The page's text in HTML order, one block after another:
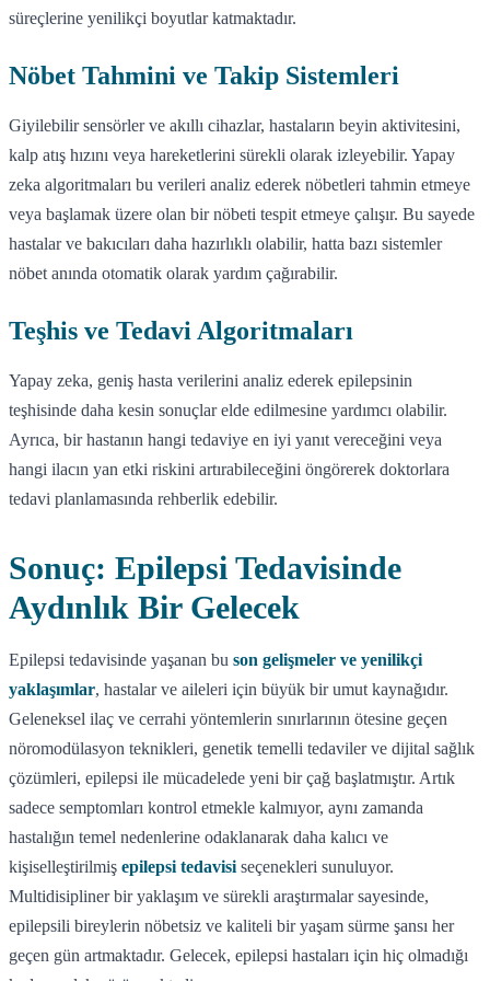
süreçlerine yenilikçi boyutlar katmaktadır.
Nöbet Tahmini ve Takip Sistemleri
Giyilebilir sensörler ve akıllı cihazlar, hastaların beyin aktivitesini,
kalp atış hızını veya hareketlerini sürekli olarak izleyebilir. Yapay
zeka algoritmaları bu verileri analiz ederek nöbetleri tahmin etmeye
veya başlamak üzere olan bir nöbeti tespit etmeye çalışır. Bu sayede
hastalar ve bakıcıları daha hazırlıklı olabilir, hatta bazı sistemler
nöbet anında otomatik olarak yardım çağırabilir.
Teşhis ve Tedavi Algoritmaları
Yapay zeka, geniş hasta verilerini analiz ederek epilepsinin
teşhisinde daha kesin sonuçlar elde edilmesine yardımcı olabilir.
Ayrıca, bir hastanın hangi tedaviye en iyi yanıt vereceğini veya
hangi ilacın yan etki riskini artırabileceğini öngörerek doktorlara
tedavi planlamasında rehberlik edebilir.
Sonuç: Epilepsi Tedavisinde
Aydınlık Bir Gelecek
Epilepsi tedavisinde yaşanan bu son gelişmeler ve yenilikçi
yaklaşımlar, hastalar ve aileleri için büyük bir umut kaynağıdır.
Geleneksel ilaç ve cerrahi yöntemlerin sınırlarının ötesine geçen
nöromodülasyon teknikleri, genetik temelli tedaviler ve dijital sağlık
çözümleri, epilepsi ile mücadelede yeni bir çağ başlatmıştır. Artık
sadece semptomları kontrol etmekle kalmıyor, aynı zamanda
hastalığın temel nedenlerine odaklanarak daha kalıcı ve
kişiselleştirilmiş epilepsi tedavisi seçenekleri sunuluyor.
Multidisipliner bir yaklaşım ve sürekli araştırmalar sayesinde,
epilepsili bireylerin nöbetsiz ve kaliteli bir yaşam sürme şansı her
geçen gün artmaktadır. Gelecek, epilepsi hastaları için hiç olmadığı